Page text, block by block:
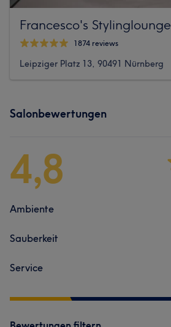
Francesco's Stylinglounge
1874 reviews
Leipziger Platz 13, 90491 Nürnberg
Salonbewertungen
4,8
Ambiente
Sauberkeit
Service